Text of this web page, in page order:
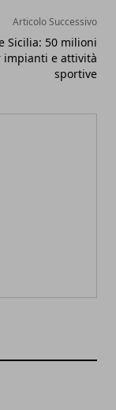
Articolo Successivo
Sicilia: 50 milioni
impianti e attività
sportive